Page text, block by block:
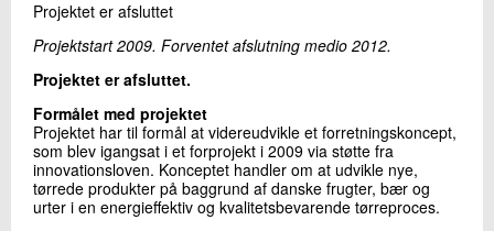
Jeg er din kontaktperson
Jannie Guldmann Würtz
Seniorkommunikationskonsulent
Køle- og Varmepumpeteknik
+45 72 20 11 82
Send e-mail
Projektet er afsluttet
Projektstart 2009. Forventet afslutning medio 2012.
Projektet er afsluttet.
Formålet med projektet
Projektet har til formål at videreudvikle et forretningskoncept,
som blev igangsat i et forprojekt i 2009 via støtte fra
innovationsloven. Konceptet handler om at udvikle nye,
tørrede produkter på baggrund af danske frugter, bær og
urter i en energieffektiv og kvalitetsbevarende tørreproces.